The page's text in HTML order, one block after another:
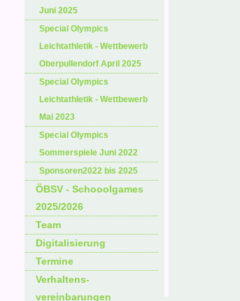
Juni 2025
Special Olympics
Leichtathletik - Wettbewerb
Oberpullendorf April 2025
Special Olympics
Leichtathletik - Wettbewerb
Mai 2023
Special Olympics
Sommerspiele Juni 2022
Sponsoren2022 bis 2025
ÖBSV - Schooolgames
2025/2026
Team
Digitalisierung
Termine
Verhaltens-
vereinbarungen